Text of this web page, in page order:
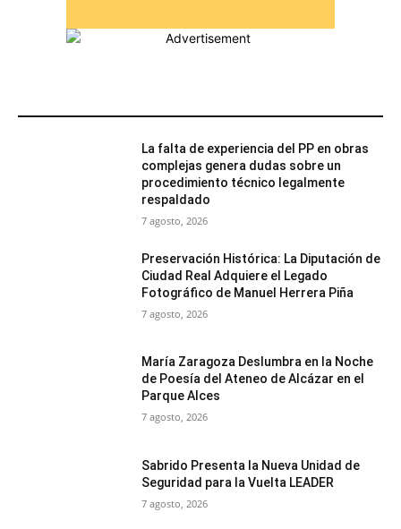
La falta de experiencia del PP en obras
complejas genera dudas sobre un
procedimiento técnico legalmente
respaldado
7 agosto, 2026
Preservación Histórica: La Diputación de
Ciudad Real Adquiere el Legado
Fotográfico de Manuel Herrera Piña
7 agosto, 2026
María Zaragoza Deslumbra en la Noche
de Poesía del Ateneo de Alcázar en el
Parque Alces
7 agosto, 2026
Sabrido Presenta la Nueva Unidad de
Seguridad para la Vuelta LEADER
7 agosto, 2026